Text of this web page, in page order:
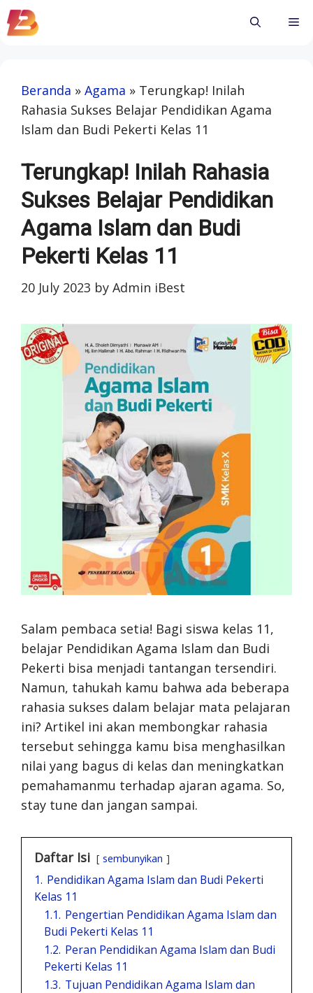
Skip
to
Beranda » Agama » Terungkap! Inilah
Rahasia Sukses Belajar Pendidikan Agama
Islam dan Budi Pekerti Kelas 11
Terungkap! Inilah Rahasia
Sukses Belajar Pendidikan
Agama Islam dan Budi
Pekerti Kelas 11
20 July 2023 by Admin iBest
Salam pembaca setia! Bagi siswa kelas 11,
belajar Pendidikan Agama Islam dan Budi
Pekerti bisa menjadi tantangan tersendiri.
Namun, tahukah kamu bahwa ada beberapa
rahasia sukses dalam belajar mata pelajaran
ini? Artikel ini akan membongkar rahasia
tersebut sehingga kamu bisa menghasilkan
nilai yang bagus di kelas dan meningkatkan
pemahamanmu terhadap ajaran agama. So,
stay tune dan jangan sampai.
Daftar Isi sembunyikan
1. Pendidikan Agama Islam dan Budi Pekerti
Kelas 11
1.1. Pengertian Pendidikan Agama Islam dan
Budi Pekerti Kelas 11
1.2. Peran Pendidikan Agama Islam dan Budi
Pekerti Kelas 11
1.3. Tujuan Pendidikan Agama Islam dan